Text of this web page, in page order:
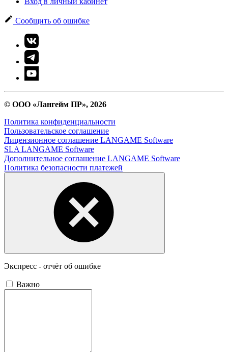
Сообщить об ошибке
© ООО «Лангейм ПР», 2026
Политика конфиденциальности
Пользовательское соглашение
Лицензионное соглашение LANGAME Software
SLA LANGAME Software
Дополнительное соглашение LANGAME Software
Политика безопасности платежей
Экспресс - отчёт об ошибке
Важно